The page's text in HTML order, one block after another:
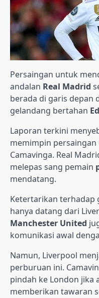
Persaingan untuk
andalan Real Madrid
berada di garis depan
gelandang bertahan
Laporan terkini
memimpin
Camavinga. Real
melepas sang pemain
mendatang.
Ketertarikan terhadap
hanya datang dari
Manchester United
komunikasi awal
Namun, Liverpool
perburuan ini.
pindah ke London jika
memberikan tawaran